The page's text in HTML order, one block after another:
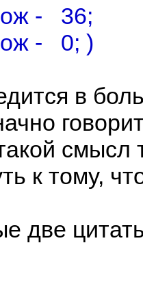
- 36;
- 0; )
в
смысл
к тому,
две